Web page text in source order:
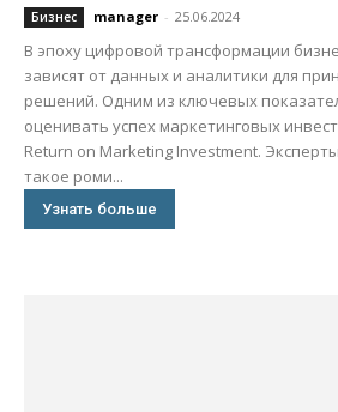
Бизнес manager - 25.06.2024
В эпоху цифровой трансформации
зависят от данных и аналитики для
решений. Одним из ключевых
оценивать успех маркетинговых
Return on Marketing Investment.
такое роми...
Узнать больше